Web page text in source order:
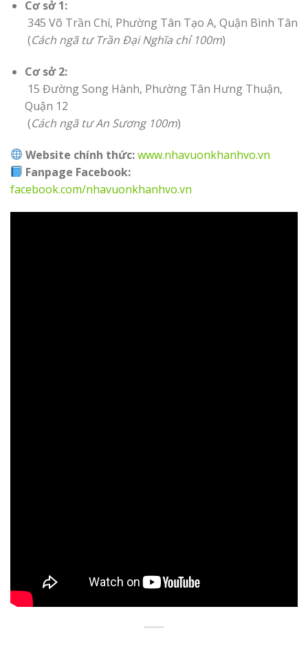
Cơ sở 1:
345 Võ Trần Chí, Phường Tân Tạo A, Quận Bình Tân
(Cách ngã tư Trần Đại Nghĩa chỉ 100m)
Cơ sở 2:
15 Đường Song Hành, Phường Tân Hưng Thuận,
Quận 12
(Cách ngã tư An Sương 100m)
Website chính thức:www.nhavuonkhanhvo.vn
Fanpage Facebook:
facebook.com/nhavuonkhanhvo.vn